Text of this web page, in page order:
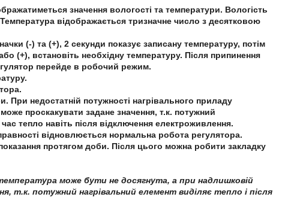
значення вологості та температури. Вологість
відображається тризначне число з десятковою
(-) та (+), 2 секунди показує записану температуру, потім
(+), встановіть необхідну температуру. Після припинення
перейде в робочий режим.
При недостатній потужності нагрівального приладу
проскакувати задане значення, т.к. потужний
тепло навіть після відключення електроживлення.
відновлюється нормальна робота регулятора.
протягом доби. Після цього можна робити закладку
може бути не досягнута, а при надлишковій
т.к. потужний нагрівальний елемент виділяє тепло і після